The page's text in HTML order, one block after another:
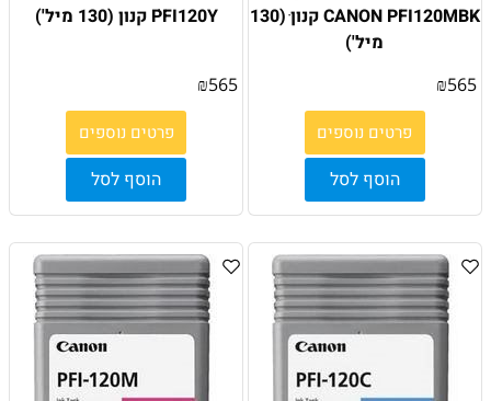
CANON PFI120MBK קנון ׁ(130
מיל')
₪565
פרטים נוספים
הוסף לסל
PFI120Y ׁקנון (130 מיל')
₪565
פרטים נוספים
הוסף לסל